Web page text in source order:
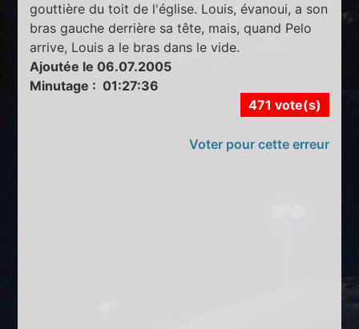
gouttière du toit de l'église. Louis, évanoui, a son
bras gauche derrière sa tête, mais, quand Pelo
arrive, Louis a le bras dans le vide.
Ajoutée le 06.07.2005
Minutage : 01:27:36
471 vote(s)
Voter pour cette erreur